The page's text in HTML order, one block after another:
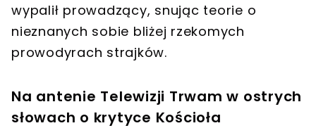
wypalił prowadzący, snując teorie o
nieznanych sobie bliżej rzekomych
prowodyrach strajków.
Na antenie Telewizji Trwam w ostrych
słowach o krytyce Kościoła